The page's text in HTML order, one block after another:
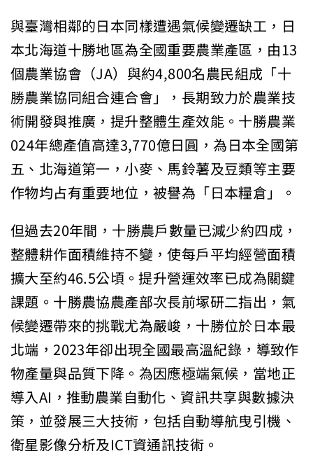
與臺灣相鄰的日本同樣遭遇氣候變遷缺工，日
本北海道十勝地區為全國重要農業產區，由13
個農業協會（JA）與約4,800名農民組成「十
勝農業協同組合連合會」，長期致力於農業技
術開發與推廣，提升整體生產效能。十勝農業
024年總產值高達3,770億日圓，為日本全國第
五、北海道第一，小麥、馬鈴薯及豆類等主要
作物均占有重要地位，被譽為「日本糧倉」。
但過去20年間，十勝農戶數量已減少約四成，
整體耕作面積維持不變，使每戶平均經營面積
擴大至約46.5公頃。提升營運效率已成為關鍵
課題。十勝農協農產部次長前塚研二指出，氣
候變遷帶來的挑戰尤為嚴峻，十勝位於日本最
北端，2023年卻出現全國最高溫紀錄，導致作
物產量與品質下降。為因應極端氣候，當地正
導入AI，推動農業自動化、資訊共享與數據決
策，並發展三大技術，包括自動導航曳引機、